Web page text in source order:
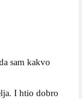
sam kakvo
I htio dobro